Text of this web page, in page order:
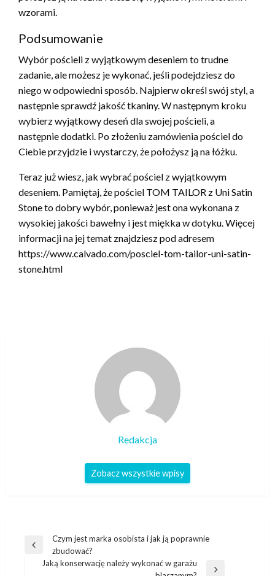
wzorami.
Podsumowanie
Wybór pościeli z wyjątkowym deseniem to trudne
zadanie, ale możesz je wykonać, jeśli podejdziesz do
niego w odpowiedni sposób. Najpierw określ swój styl, a
następnie sprawdź jakość tkaniny. W następnym kroku
wybierz wyjątkowy deseń dla swojej pościeli, a
następnie dodatki. Po złożeniu zamówienia pościel do
Ciebie przyjdzie i wystarczy, że położysz ją na łóżku.
Teraz już wiesz, jak wybrać pościel z wyjątkowym
deseniem. Pamiętaj, że pościel TOM TAILOR z Uni Satin
Stone to dobry wybór, ponieważ jest ona wykonana z
wysokiej jakości bawełny i jest miękka w dotyku. Więcej
informacji na jej temat znajdziesz pod adresem
https://www.calvado.com/posciel-tom-tailor-uni-satin-
stone.html
Redakcja
Zobacz wszystkie wpisy
Nawigacja
wpisu
Poprzedni
Czym jest marka osobista i jak ją poprawnie
zbudować?
Jaką konserwację należy wykonać w garażu